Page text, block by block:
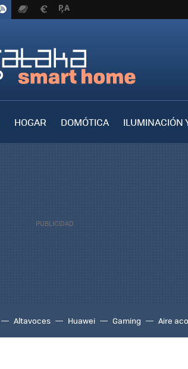
HOGAR DOMÓTICA
ILUMINACIÓN
Altavoces Huawei Gaming Aire